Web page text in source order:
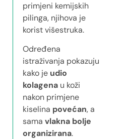
primjeni kemijskih
pilinga, njihova je
korist višestruka.
Određena
istraživanja pokazuju
kako je udio
kolagena u koži
nakon primjene
kiselina povećan, a
sama vlakna bolje
organizirana.